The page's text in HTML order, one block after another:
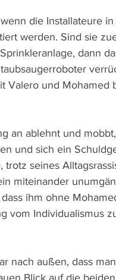
die Installateure
werden. Sind sie
dann
Valero und Mohamed
an ablehnt und
und sich ein
seines
miteinander
ihm ohne
vom Individualismus
nach außen, dass
Blick auf die